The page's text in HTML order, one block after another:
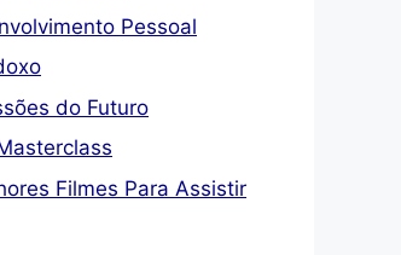
Pessoal
do Futuro
Filmes Para Assistir